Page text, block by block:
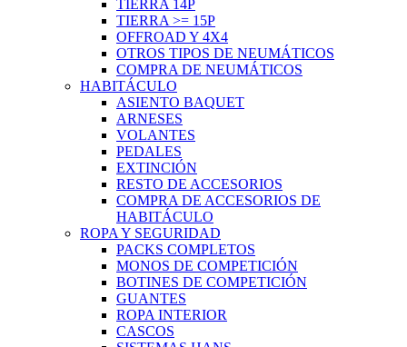
TIERRA 14P
TIERRA >= 15P
OFFROAD Y 4X4
OTROS TIPOS DE NEUMÁTICOS
COMPRA DE NEUMÁTICOS
HABITÁCULO
ASIENTO BAQUET
ARNESES
VOLANTES
PEDALES
EXTINCIÓN
RESTO DE ACCESORIOS
COMPRA DE ACCESORIOS DE
HABITÁCULO
ROPA Y SEGURIDAD
PACKS COMPLETOS
MONOS DE COMPETICIÓN
BOTINES DE COMPETICIÓN
GUANTES
ROPA INTERIOR
CASCOS